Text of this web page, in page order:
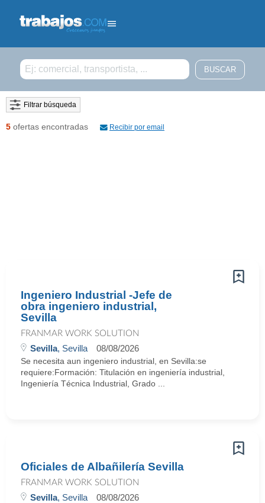
Filtrar búsqueda
5 ofertas encontradas Recibir por email
Ingeniero Industrial -Jefe de
obra ingeniero industrial,
Sevilla
FRANMAR WORK SOLUTION
Sevilla, Sevilla 08/08/2026
Se necesita aun ingeniero industrial, en Sevilla:se
requiere:Formación: Titulación en ingeniería industrial,
Ingeniería Técnica Industrial, Grado ...
Oficiales de Albañilería Sevilla
FRANMAR WORK SOLUTION
Sevilla, Sevilla 08/08/2026